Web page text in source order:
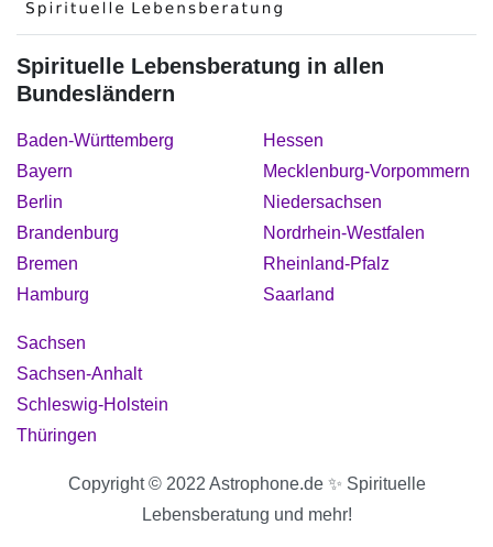
Spirituelle Lebensberatung in allen
Bundesländern
Baden-Württemberg
Bayern
Berlin
Brandenburg
Bremen
Hamburg
Hessen
Mecklenburg-Vorpommern
Niedersachsen
Nordrhein-Westfalen
Rheinland-Pfalz
Saarland
Sachsen
Sachsen-Anhalt
Schleswig-Holstein
Thüringen
Copyright © 2022 Astrophone.de ✨ Spirituelle
Lebensberatung und mehr!